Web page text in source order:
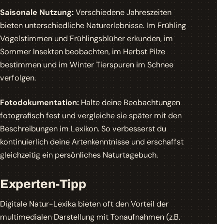
Saisonale Nutzung:Verschiedene Jahreszeiten
bieten unterschiedliche Naturerlebnisse. Im Frühling
Vogelstimmen und Frühlingsblüher erkunden, im
Sommer Insekten beobachten, im Herbst Pilze
bestimmen und im Winter Tierspuren im Schnee
verfolgen.
Fotodokumentation:Halte deine Beobachtungen
fotografisch fest und vergleiche sie später mit den
Beschreibungen im Lexikon. So verbesserst du
kontinuierlich deine Artenkenntnisse und erschaffst
gleichzeitig ein persönliches Naturtagebuch.
Experten-Tipp
Digitale Natur-Lexika bieten oft den Vorteil der
multimedialen Darstellung mit Tonaufnahmen (z.B.